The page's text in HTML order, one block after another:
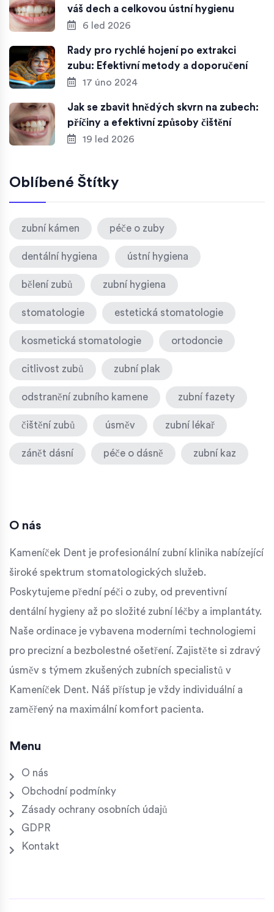
váš dech a celkovou ústní hygienu
6 led 2026
Rady pro rychlé hojení po extrakci
zubu: Efektivní metody a doporučení
17 úno 2024
Jak se zbavit hnědých skvrn na zubech:
příčiny a efektivní způsoby čištění
19 led 2026
Oblíbené Štítky
zubní kámen péče o zuby
dentální hygiena ústní hygiena
bělení zubů zubní hygiena
stomatologie estetická stomatologie
kosmetická stomatologie ortodoncie
citlivost zubů zubní plak
odstranění zubního kamene zubní fazety
čištění zubů úsměv zubní lékař
zánět dásní péče o dásně zubní kaz
O nás
Kameníček Dent je profesionální zubní klinika nabízející
široké spektrum stomatologických služeb.
Poskytujeme přední péči o zuby, od preventivní
dentální hygieny až po složité zubní léčby a implantáty.
Naše ordinace je vybavena moderními technologiemi
pro precizní a bezbolestné ošetření. Zajistěte si zdravý
úsměv s týmem zkušených zubních specialistů v
Kameníček Dent. Náš přístup je vždy individuální a
zaměřený na maximální komfort pacienta.
Menu
O nás
Obchodní podmínky
Zásady ochrany osobních údajů
GDPR
Kontakt